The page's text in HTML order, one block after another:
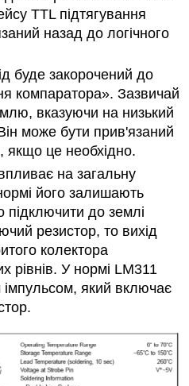
TTL підтягування
назад до логічного
буде закорочений до
компаратора». Зазвичай
вказуючи на низький
може бути прив'язаний
якщо це необхідно.
на загальну
його залишають
підключити до землі
резистор, то вихід
колектора
рівнів. У нормі LM311
імпульсом, який включає